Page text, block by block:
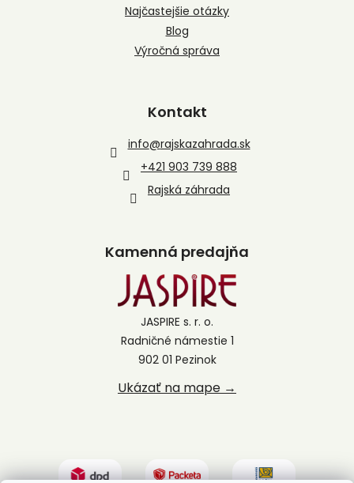
Najčastejšie otázky
Blog
Výročná správa
Kontakt
info@rajskazahrada.sk
+421 903 739 888
Rajská záhrada
Kamenná predajňa
JASPIRE s. r. o.
Radničné námestie 1
902 01 Pezinok
Ukázať na mape →